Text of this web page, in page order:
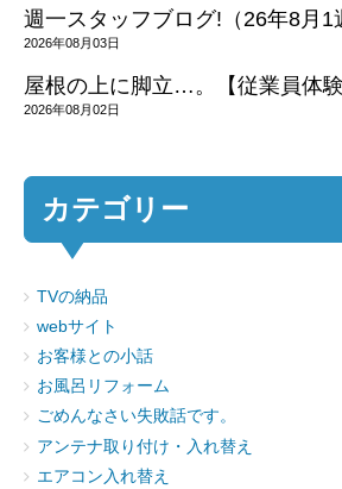
週一スタッフブログ!（26年8月1
2026年08月03日
屋根の上に脚立…。【従業員体験
2026年08月02日
カテゴリー
TVの納品
webサイト
お客様との小話
お風呂リフォーム
ごめんなさい失敗話です。
アンテナ取り付け・入れ替え
エアコン入れ替え